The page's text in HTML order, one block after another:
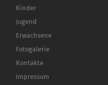
Kinder
Jugend
Erwachsene
Fotogalerie
Kontakte
Impressum